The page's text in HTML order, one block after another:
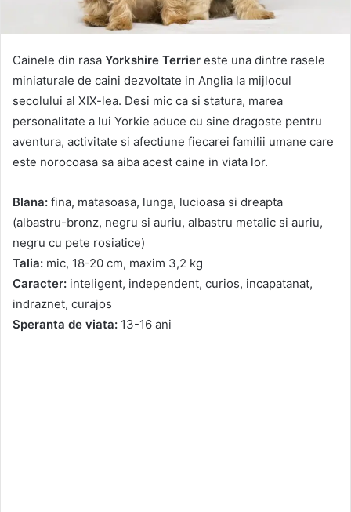
Cainele din rasa Yorkshire Terrier este una dintre rasele
miniaturale de caini dezvoltate in Anglia la mijlocul
secolului al XIX-lea. Desi mic ca si statura, marea
personalitate a lui Yorkie aduce cu sine dragoste pentru
aventura, activitate si afectiune fiecarei familii umane care
este norocoasa sa aiba acest caine in viata lor.
Blana: fina, matasoasa, lunga, lucioasa si dreapta
(albastru-bronz, negru si auriu, albastru metalic si auriu,
negru cu pete rosiatice)
Talia: mic, 18-20 cm, maxim 3,2 kg
Caracter: inteligent, independent, curios, incapatanat,
indraznet, curajos
Speranta de viata: 13-16 ani